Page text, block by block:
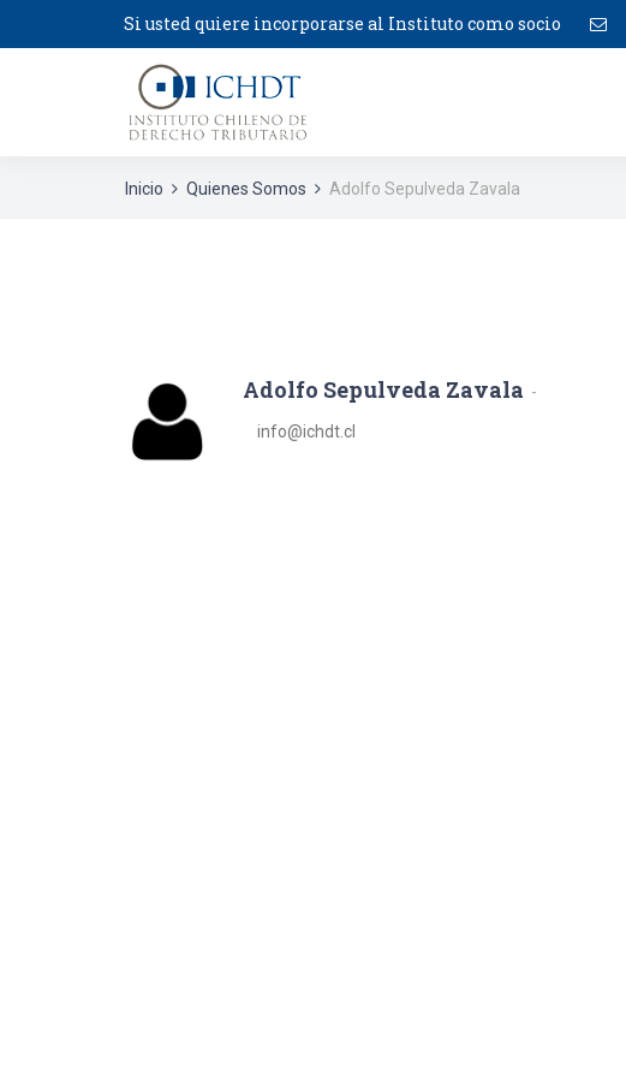
Si usted quiere incorporarse al Instituto como socio
Inicio Quienes Somos Adolfo Sepulveda Zavala
Adolfo Sepulveda Zavala
info@ichdt.cl